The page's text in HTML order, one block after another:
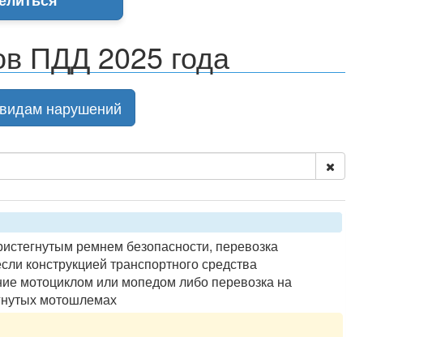
ПДД 2025 года
нарушений
ремнем безопасности, перевозка
конструкцией транспортного средства
мотоциклом или мопедом либо перевозка на
мотошлемах